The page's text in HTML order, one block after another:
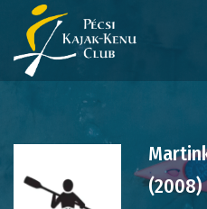
(2008)